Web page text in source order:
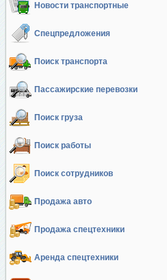
Новости транспортные
Спецпредложения
Поиск транспорта
Пассажирские перевозки
Поиск груза
Поиск работы
Поиск сотрудников
Продажа авто
Продажа спецтехники
Аренда спецтехники